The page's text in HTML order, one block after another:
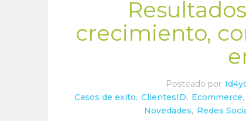
crecimiento,
Posteado por
Casos de exito, ClientesID, Ecommerce,
Novedades, Redes